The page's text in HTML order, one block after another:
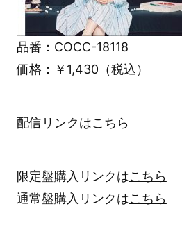
品番：COCC-18118
価格：￥1,430（税込）
配信リンクはこちら
限定盤購入リンクはこちら
通常盤購入リンクはこちら